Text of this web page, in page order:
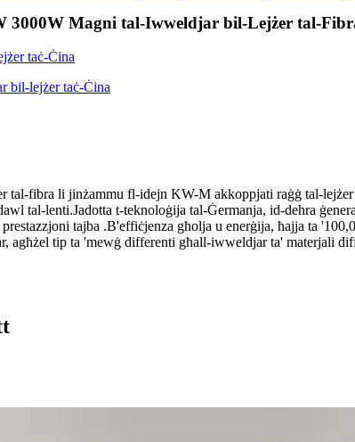
3000W Magni tal-Iwweldjar bil-Lejżer tal-
tal-fibra li jinżammu fl-idejn KW-M akkoppjati raġġ tal-
tal-lenti.Jadotta t-teknoloġija tal-Ġermanja, id-dehra
tajba .B'effiċjenza għolja u enerġija, ħajja ta
agħżel tip ta 'mewġ differenti għall-iwweldjar ta' materjali